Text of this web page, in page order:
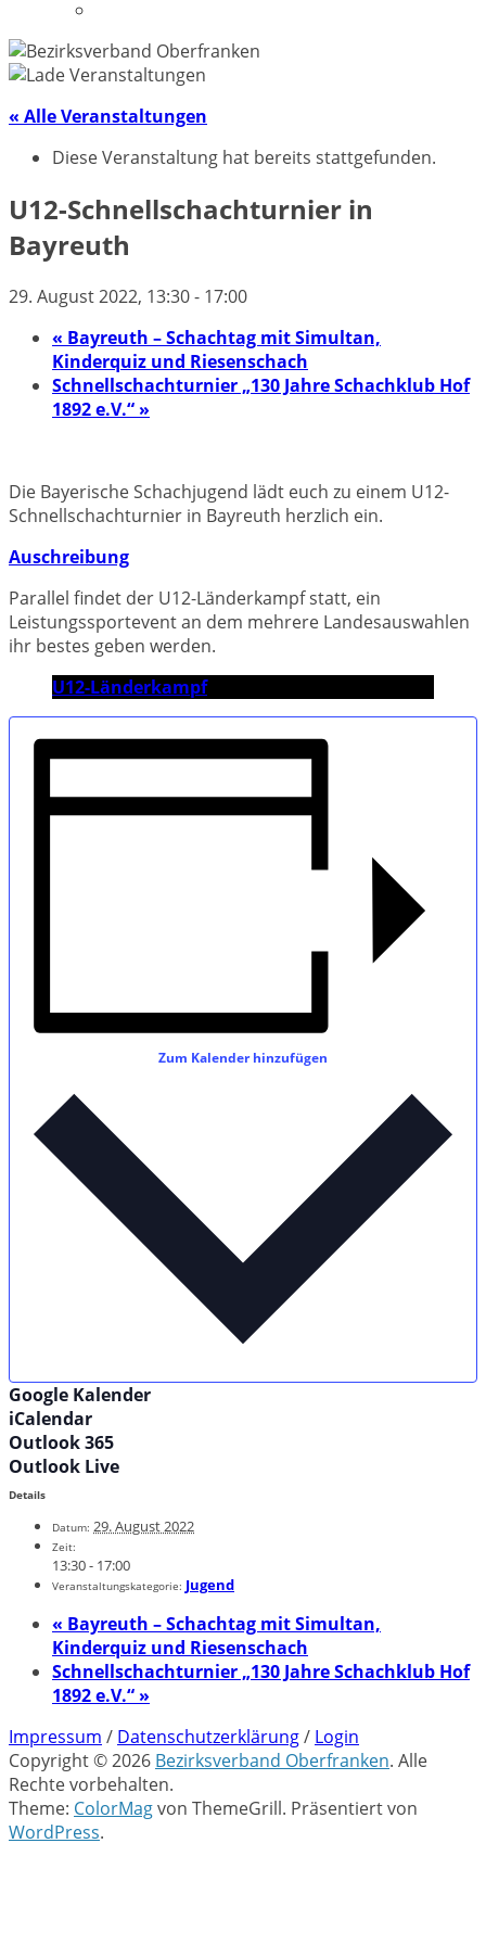
« Alle Veranstaltungen
Diese Veranstaltung hat bereits stattgefunden.
U12-Schnellschachturnier in
Bayreuth
29. August 2022, 13:30- 17:00
« Bayreuth – Schachtag mit Simultan,
Kinderquiz und Riesenschach
Schnellschachturnier „130 Jahre Schachklub Hof
1892 e.V.“ »
Die Bayerische Schachjugend lädt euch zu einem U12-
Schnellschachturnier in Bayreuth herzlich ein.
Auschreibung
Parallel findet der U12-Länderkampf statt, ein
Leistungssportevent an dem mehrere Landesauswahlen
ihr bestes geben werden.
U12-Länderkampf
Zum Kalender hinzufügen
Google Kalender
iCalendar
Outlook 365
Outlook Live
Details
Datum: 29. August 2022
Zeit:
13:30 - 17:00
Veranstaltungskategorie: Jugend
« Bayreuth – Schachtag mit Simultan,
Kinderquiz und Riesenschach
Schnellschachturnier „130 Jahre Schachklub Hof
1892 e.V.“ »
Impressum / Datenschutzerklärung/ Login
Copyright © 2026 Bezirksverband Oberfranken. Alle
Rechte vorbehalten.
Theme: ColorMagvon ThemeGrill. Präsentiert von
WordPress.